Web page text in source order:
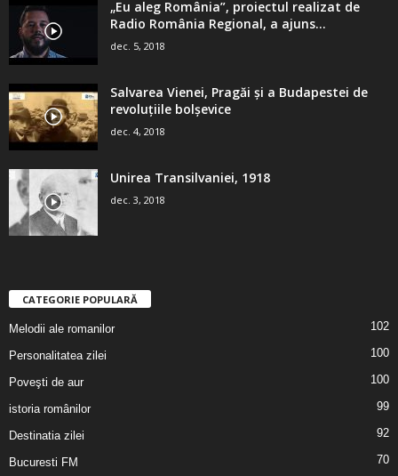
„Eu aleg România”, proiectul realizat de
Radio România Regional, a ajuns...
dec. 5, 2018
Salvarea Vienei, Pragăi şi a Budapestei de
revoluţiile bolşevice
dec. 4, 2018
Unirea Transilvaniei, 1918
dec. 3, 2018
CATEGORIE POPULARĂ
Melodii ale romanilor 102
Personalitatea zilei 100
Poveşti de aur 100
istoria românilor 99
Destinatia zilei 92
Bucuresti FM 70